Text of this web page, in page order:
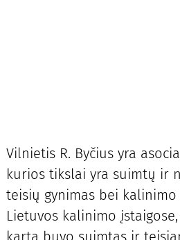
Vilnietis R. Byčius yra
kurios tikslai yra suimtų ir
teisių gynimas bei
Lietuvos kalinimo įstaigose,
kartą buvo suimtas ir